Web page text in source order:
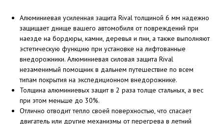
Алюминиевая усиленная защита Rival толщиной 6 мм надежно
защищает днище вашего автомобиля от повреждений при
наезде на бордюры, камни, деревья и пни, а также выполняют
эстетическую функцию при установке на лифтованные
внедорожники. Алюминиевая силовая защита Rival
незаменимый помощник в дальнем путешествие по всем
типам покрытия на экспедиционном внедорожнике.
Толщина алюминиевых защит в 2 раза толще стальных, а вес
при этом меньше до 30%.
Отлично отводит тепло своей поверхностью, что спасает
двигатель или другие механизмы от перегрева в летний